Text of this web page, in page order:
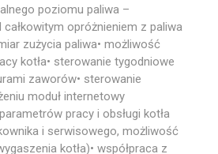
poziomu paliwa –
opróżnieniem z paliwa
zużycia paliwa• możliwość
kotła• sterowanie tygodniowe
zaworów• sterowanie
moduł internetowy
pracy i obsługi kotła
i serwisowego, możliwość
kotła)• współpraca z